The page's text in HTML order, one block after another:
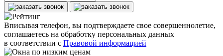
Вписывая телефон, вы подтверждаете свое совершеннолетие,
соглашаетесь на обработку персональных данных
в соответствии с Правовой информацией